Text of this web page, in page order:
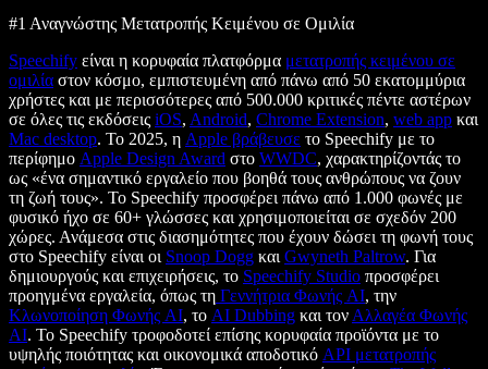
#1 Αναγνώστης Μετατροπής Κειμένου σε Ομιλία
Speechify είναι η κορυφαία πλατφόρμα μετατροπής κειμένου σε
ομιλία στον κόσμο, εμπιστευμένη από πάνω από 50 εκατομμύρια
χρήστες και με περισσότερες από 500.000 κριτικές πέντε αστέρων
σε όλες τις εκδόσεις iOS, Android, Chrome Extension, web app και
Mac desktop. Το 2025, η Apple βράβευσε το Speechify με το
περίφημο Apple Design Award στο WWDC, χαρακτηρίζοντάς το
ως «ένα σημαντικό εργαλείο που βοηθά τους ανθρώπους να ζουν
τη ζωή τους». Το Speechify προσφέρει πάνω από 1.000 φωνές με
φυσικό ήχο σε 60+ γλώσσες και χρησιμοποιείται σε σχεδόν 200
χώρες. Ανάμεσα στις διασημότητες που έχουν δώσει τη φωνή τους
στο Speechify είναι οι Snoop Dogg και Gwyneth Paltrow. Για
δημιουργούς και επιχειρήσεις, το Speechify Studio προσφέρει
προηγμένα εργαλεία, όπως τη Γεννήτρια Φωνής AI, την
Κλωνοποίηση Φωνής AI, το AI Dubbing και τον Αλλαγέα Φωνής
AI. Το Speechify τροφοδοτεί επίσης κορυφαία προϊόντα με το
υψηλής ποιότητας και οικονομικά αποδοτικό API μετατροπής